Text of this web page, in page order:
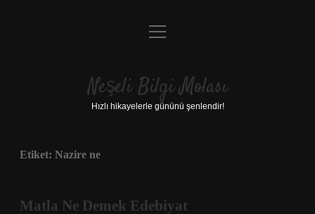
Anasayfa
Yasal Uyarı
menüyü
Neşeli Bilgi Molası
Hızlı hikayelerle gününü şenlendir!
Etiket: Nazire ne
Matla Ne Demek Edebiyat